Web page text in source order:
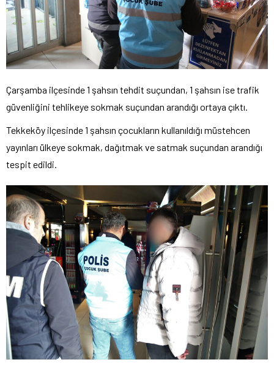
Çarşamba ilçesinde 1 şahsın tehdit suçundan, 1 şahsın ise trafik
güvenliğini tehlikeye sokmak suçundan arandığı ortaya çıktı.
Tekkeköy ilçesinde 1 şahsın çocukların kullanıldığı müstehcen
yayınları ülkeye sokmak, dağıtmak ve satmak suçundan arandığı
tespit edildi.